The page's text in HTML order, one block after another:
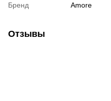
Бренд
Amore
Отзывы